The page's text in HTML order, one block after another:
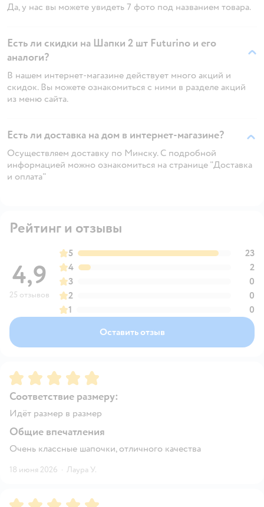
Да, у нас вы можете увидеть 7 фото под названием товара.
Есть ли скидки на Шапки 2 шт Futurino и его
аналоги?
В нашем интернет-магазине действует много акций и
скидок. Вы можете ознакомиться с ними в разделе акций
из меню сайта.
Есть ли доставка на дом в интернет-магазине?
Осуществляем доставку по Минску. С подробной
информацией можно ознакомиться на странице "Доставка
и оплата"
Рейтинг и отзывы
4,9
25 отзывов
5
23
4
2
3
0
2
0
1
0
Оставить отзыв
Рейтинг:5
Соответствие размеру:
Идёт размер в размер
Общие впечатления
Очень классные шапочки, отличного качества
18 июня 2026 · Лаура У.
Рейтинг:5